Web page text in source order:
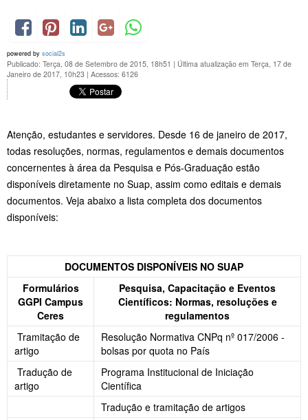
powered by social2s
Publicado: Terça, 08 de Setembro de 2015, 18h51 | Última atualização em Terça, 17 de
Janeiro de 2017, 10h23 | Acessos: 6126
Atenção, estudantes e servidores. Desde 16 de janeiro de 2017,
todas resoluções, normas, regulamentos e demais documentos
concernentes à área da Pesquisa e Pós-Graduação estão
disponíveis diretamente no Suap, assim como editais e demais
documentos. Veja abaixo a lista completa dos documentos
disponíveis:
DOCUMENTOS DISPONÍVEIS NO SUAP
Formulários
GGPI Campus
Ceres
Pesquisa, Capacitação e Eventos
Científicos: Normas, resoluções e
regulamentos
Tramitação de
artigo
Resolução Normativa CNPq nº 017/2006 -
bolsas por quota no País
Tradução de
artigo
Programa Institucional de Iniciação
Científica
Tradução e tramitação de artigos